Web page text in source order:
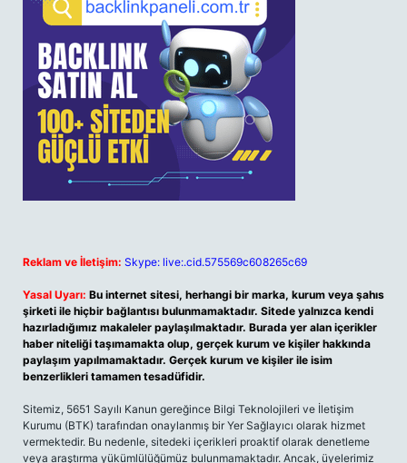
Reklam ve İletişim: Skype: live:.cid.575569c608265c69
Yasal Uyarı: Bu internet sitesi, herhangi bir marka, kurum veya şahıs
şirketi ile hiçbir bağlantısı bulunmamaktadır. Sitede yalnızca kendi
hazırladığımız makaleler paylaşılmaktadır. Burada yer alan içerikler
haber niteliği taşımamakta olup, gerçek kurum ve kişiler hakkında
paylaşım yapılmamaktadır. Gerçek kurum ve kişiler ile isim
benzerlikleri tamamen tesadüfidir.
Sitemiz, 5651 Sayılı Kanun gereğince Bilgi Teknolojileri ve İletişim
Kurumu (BTK) tarafından onaylanmış bir Yer Sağlayıcı olarak hizmet
vermektedir. Bu nedenle, sitedeki içerikleri proaktif olarak denetleme
veya araştırma yükümlülüğümüz bulunmamaktadır. Ancak, üyelerimiz